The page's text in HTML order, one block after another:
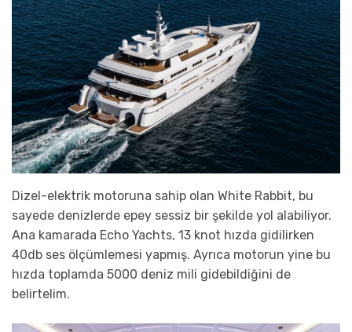
Dizel-elektrik motoruna sahip olan White Rabbit, bu
sayede denizlerde epey sessiz bir şekilde yol alabiliyor.
Ana kamarada Echo Yachts, 13 knot hızda gidilirken
40db ses ölçümlemesi yapmış. Ayrıca motorun yine bu
hızda toplamda 5000 deniz mili gidebildiğini de
belirtelim.